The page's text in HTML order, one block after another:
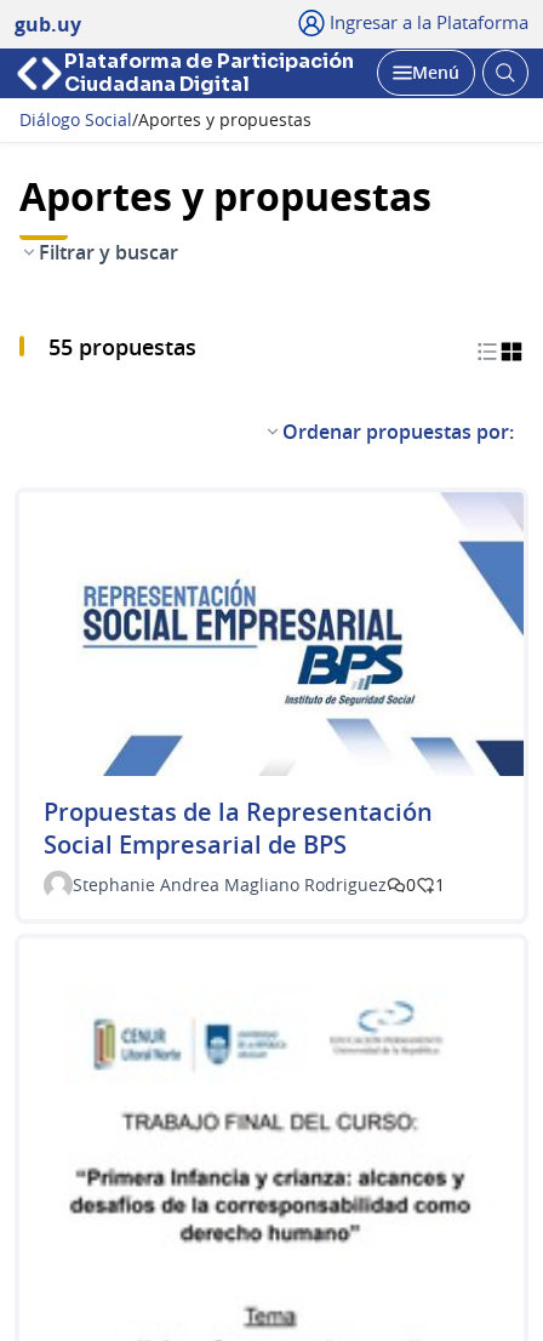
gub.uy Ingresar a la Plataforma
Plataforma de Participación
Ciudadana Digital
Abrir
Menú
Diálogo Social/Aportes y propuestas
Aportes y propuestas
Filtrar y buscar
55 propuestas
Ordenar propuestas por:
Propuestas de la Representación
Social Empresarial de BPS
Stephanie Andrea Magliano Rodriguez 0 1